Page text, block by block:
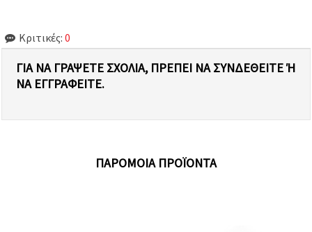
Κριτικές: 0
ΓΙΑ ΝΑ ΓΡΆΨΕΤΕ ΣΧΌΛΙΑ, ΠΡΈΠΕΙ ΝΑ ΣΥΝΔΕΘΕΊΤΕ Ή Ν
Α ΕΓΓΡΑΦΕΊΤΕ.
ΠΑΡΌΜΟΙΑ ΠΡΟΪΌΝΤΑ